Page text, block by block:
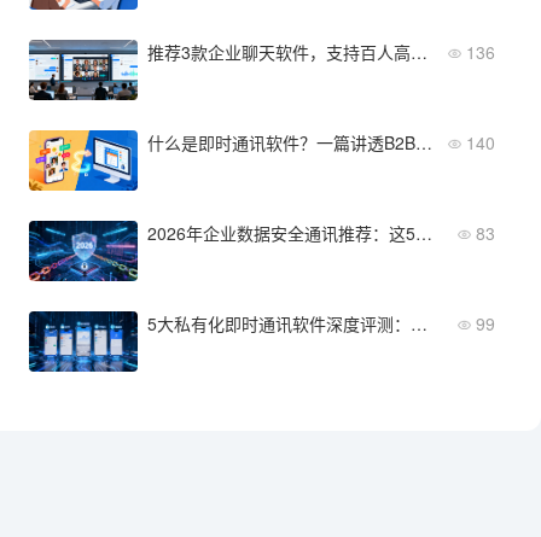
推荐3款企业聊天软件，支持百人高清视频会议 136
什么是即时通讯软件？一篇讲透B2B与C端IM的本质差异 140
2026年企业数据安全通讯推荐：这5款值得关注 83
5大私有化即时通讯软件深度评测：功能、安全、成本全维度对比 99